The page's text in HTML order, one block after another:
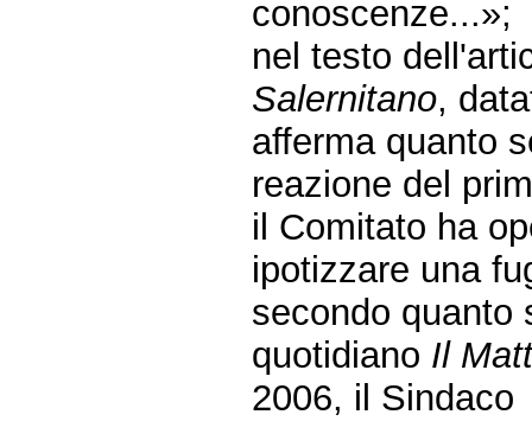
conoscenze...»;
nel testo
Salernitano,
afferma quanto
reazione del
il Comitato ha
ipotizzare una
secondo quanto
quotidiano Il
2006, il Sindaco